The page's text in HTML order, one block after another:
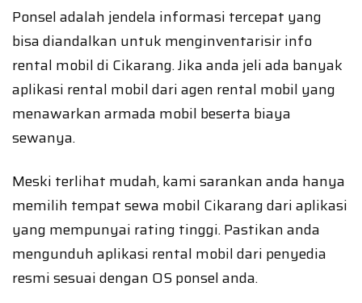
Ponsel adalah jendela informasi tercepat yang
bisa diandalkan untuk menginventarisir info
rental mobil di Cikarang. Jika anda jeli ada banyak
aplikasi rental mobil dari agen rental mobil yang
menawarkan armada mobil beserta biaya
sewanya.
Meski terlihat mudah, kami sarankan anda hanya
memilih tempat sewa mobil Cikarang dari aplikasi
yang mempunyai rating tinggi. Pastikan anda
mengunduh aplikasi rental mobil dari penyedia
resmi sesuai dengan OS ponsel anda.